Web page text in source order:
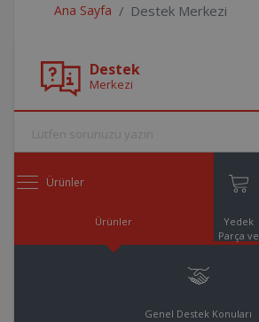
Ana Sayfa Destek Merkezi
Destek
Merkezi
Ürünler
Ürünler
Yedek
Parça ve
Genel Destek Konuları